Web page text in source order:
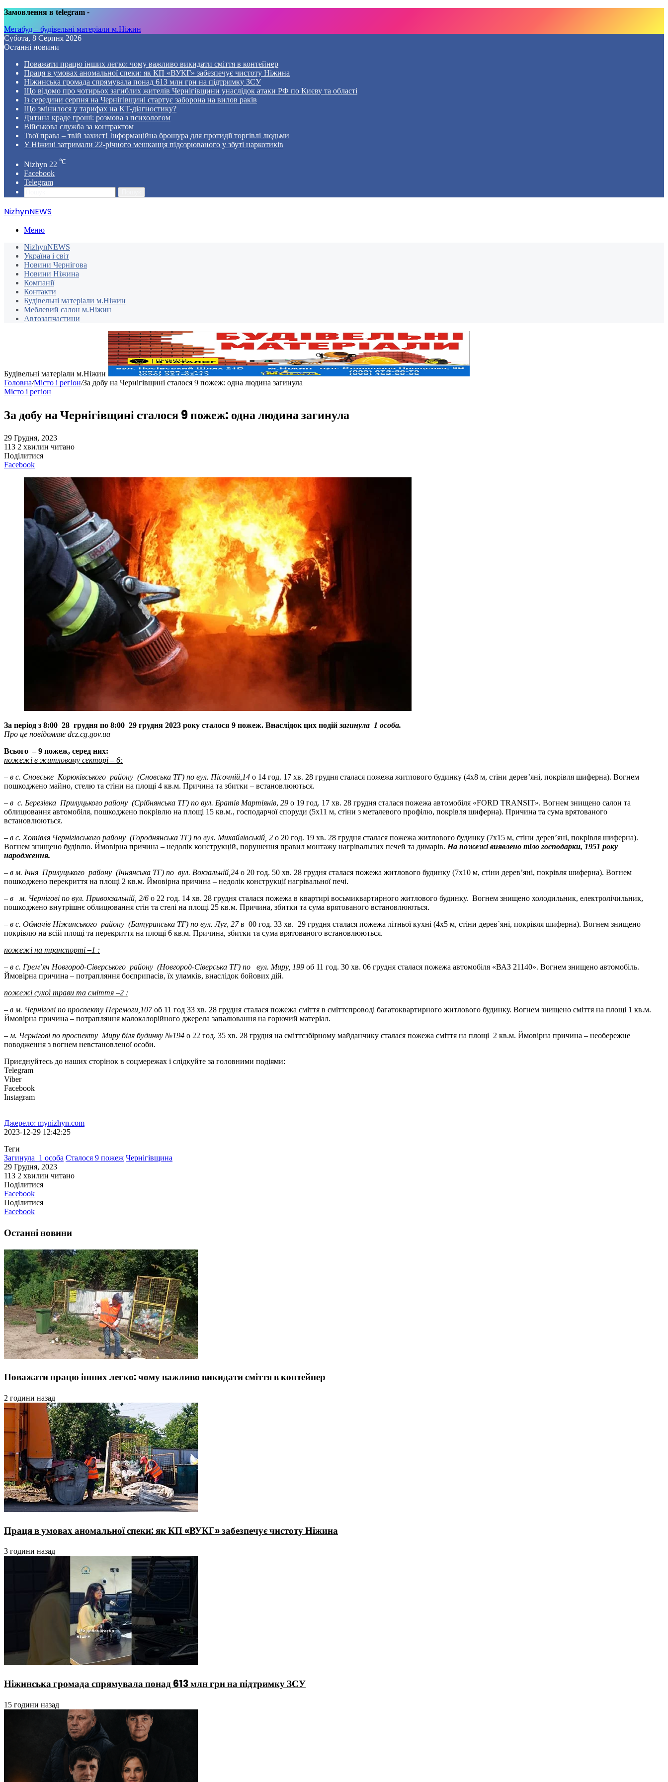
Замовлення в telegram -
Мегабуд – будівельні матеріали м.Ніжин
Субота, 8 Серпня 2026
Останні новини
Поважати працю інших легко: чому важливо викидати сміття в контейнер
Праця в умовах аномальної спеки: як КП «ВУКГ» забезпечує чистоту Ніжина
Ніжинська громада спрямувала понад 613 млн грн на підтримку ЗСУ
Що відомо про чотирьох загиблих жителів Чернігівщини унаслідок атаки РФ по Києву та області
Із середини серпня на Чернігівщині стартує заборона на вилов раків
Що змінилося у тарифах на КТ-діагностику?
Дитина краде гроші: розмова з психологом
Військова служба за контрактом
Твої права – твій захист! Інформаційна брошура для протидії торгівлі людьми
У Ніжині затримали 22-річного мешканця підозрюваного у збуті наркотиків
Nizhyn 22 ℃
Facebook
Telegram
NizhynNEWS
Меню
NizhynNEWS
Україна і світ
Новини Чернігова
Новини Ніжина
Компанії
Контакти
Будівельні матеріали м.Ніжин
Меблевий салон м.Ніжин
Автозапчастини
Будівельні матеріали м.Ніжин
Головна/Місто і регіон/За добу на Чернігівщині сталося 9 пожеж: одна людина загинула
Місто і регіон
За добу на Чернігівщині сталося 9 пожеж: одна людина загинула
29 Грудня, 2023
113 2 хвилин читано
Поділитися
Facebook
За період з 8:00 28 грудня по 8:00 29 грудня 2023 року сталося 9 пожеж. Внаслідок цих подій загинула 1 особа.
Про це повідомляє dcz.cg.gov.ua
Всього – 9 пожеж, серед них:
пожежі в житловому секторі–6:
– в с. Сновське Корюківського району (Сновська ТГ) по вул. Пісочній,14 о 14 год. 17 хв. 28 грудня сталася пожежа житлового будинку (4х8 м, стіни дерев’яні, покрівля шиферна). Вогнем
пошкоджено майно, стелю та стіни на площі 4 кв.м. Причина та збитки – встановлюються.
– в с. Березівка Прилуцького району (Срібнянська ТГ) по вул. Братів Мартіянів, 29 о 19 год. 17 хв. 28 грудня сталася пожежа автомобіля «FORD TRANSIT». Вогнем знищено салон та
облицювання автомобіля, пошкоджено покрівлю на площі 15 кв.м., господарчої споруди (5х11 м, стіни з металевого профілю, покрівля шиферна). Причина та сума врятованого
встановлюються.
– в с. Хотівля Чернігівського району (Городнянська ТГ) по вул. Михайлівській, 2 о 20 год. 19 хв. 28 грудня сталася пожежа житлового будинку (7х15 м, стіни дерев’яні, покрівля шиферна).
Вогнем знищено будівлю. Ймовірна причина – недолік конструкцій, порушення правил монтажу нагрівальних печей та димарів. На пожежі виявлено тіло господарки, 1951 року
народження.
– в м. Ічня Прилуцького району (Ічнянська ТГ) по вул. Вокзальній,24 о 20 год. 50 хв. 28 грудня сталася пожежа житлового будинку (7х10 м, стіни дерев’яні, покрівля шиферна). Вогнем
пошкоджено перекриття на площі 2 кв.м. Ймовірна причина – недолік конструкції нагрівальної печі.
– в м. Чернігові по вул. Привокзальній, 2/6 о 22 год. 14 хв. 28 грудня сталася пожежа в квартирі восьмиквартирного житлового будинку. Вогнем знищено холодильник, електролічильник,
пошкоджено внутрішнє облицювання стін та стелі на площі 25 кв.м. Причина, збитки та сума врятованого встановлюються.
– в с. Обмачів Ніжинського району (Батуринська ТГ) по вул. Луг, 27в 00 год. 33 хв. 29 грудня сталася пожежа літньої кухні (4х5 м, стіни дерев`яні, покрівля шиферна). Вогнем знищено
покрівлю на всій площі та перекриття на площі 6 кв.м. Причина, збитки та сума врятованого встановлюються.
пожежі на транспорті–1 :
– в с. Грем’яч Новгород-Сіверського району (Новгород-Сіверська ТГ) по вул. Миру, 199 об 11 год. 30 хв. 06 грудня сталася пожежа автомобіля «ВАЗ 21140». Вогнем знищено автомобіль.
Ймовірна причина – потрапляння боєприпасів, їх уламків, внаслідок бойових дій.
пожежі сухої трави та сміття –2 :
– в м. Чернігові по проспекту Перемоги,107об 11 год 33 хв. 28 грудня сталася пожежа сміття в сміттєпроводі багатоквартирного житлового будинку. Вогнем знищено сміття на площі 1 кв.м.
Ймовірна причина – потрапляння малокалорійного джерела запалювання на горючий матеріал.
– м. Чернігові по проспекту Миру біля будинку №194 о 22 год. 35 хв. 28 грудня на сміттєзбірному майданчику сталася пожежа сміття на площі 2 кв.м. Ймовірна причина – необережне
поводження з вогнем невстановленої особи.
Приєднуйтесь до наших сторінок в соцмережах і слідкуйте за головними подіями:
Telegram
Viber
Facebook
Instagram
Джерело: mynizhyn.com
2023-12-29 12:42:25
Теги
Загинула 1 особа Сталося 9 пожеж Чернігівщина
29 Грудня, 2023
113 2 хвилин читано
Поділитися
Facebook
Поділитися
Facebook
Останні новини
Поважати працю інших легко: чому важливо викидати сміття в контейнер
2 години назад
Праця в умовах аномальної спеки: як КП «ВУКГ» забезпечує чистоту Ніжина
3 години назад
Ніжинська громада спрямувала понад 613 млн грн на підтримку ЗСУ
15 години назад